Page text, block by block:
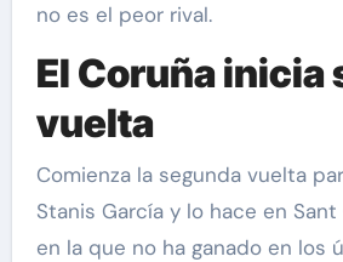
no es el peor rival.
El Coruña inicia
vuelta
Comienza la segunda vuelta
Stanis García y lo hace en
en la que no ha ganado en los